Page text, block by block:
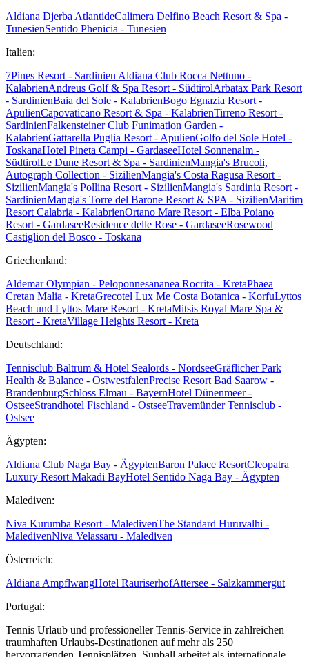
Aldiana Djerba AtlantideCalimera Delfino Beach Resort & Spa -
TunesienSentido Phenicia - Tunesien
Italien:
7Pines Resort - Sardinien Aldiana Club Rocca Nettuno -
KalabrienAndreus Golf & Spa Resort - SüdtirolArbatax Park Resort
- SardinienBaia del Sole - KalabrienBogo Egnazia Resort -
ApulienCapovaticano Resort & Spa - KalabrienTirreno Resort -
SardinienFalkensteiner Club Funimation Garden -
KalabrienGattarella Puglia Resort - ApulienGolfo del Sole Hotel -
ToskanaHotel Pineta Campi - GardaseeHotel Sonnenalm -
SüdtirolLe Dune Resort & Spa - SardinienMangia's Brucoli,
Autograph Collection - SizilienMangia's Costa Ragusa Resort -
SizilienMangia's Pollina Resort - SizilienMangia's Sardinia Resort -
SardinienMangia's Torre del Barone Resort & SPA - SizilienMaritim
Resort Calabria - KalabrienOrtano Mare Resort - Elba Poiano
Resort - GardaseeResidence delle Rose - GardaseeRosewood
Castiglion del Bosco - Toskana
Griechenland:
Aldemar Olympian - Peloponnesananea Rocrita - KretaPhaea
Cretan Malia - KretaGrecotel Lux Me Costa Botanica - KorfuLyttos
Beach und Lyttos Mare Resort - KretaMitsis Royal Mare Spa &
Resort - KretaVillage Heights Resort - Kreta
Deutschland:
Tennisclub Baltrum & Hotel Sealords - NordseeGräflicher Park
Health & Balance - OstwestfalenPrecise Resort Bad Saarow -
BrandenburgSchloss Elmau - BayernHotel Dünenmeer -
OstseeStrandhotel Fischland - OstseeTravemünder Tennisclub -
Ostsee
Ägypten:
Aldiana Club Naga Bay - ÄgyptenBaron Palace ResortCleopatra
Luxury Resort Makadi BayHotel Sentido Naga Bay - Ägypten
Malediven:
Niva Kurumba Resort - MaledivenThe Standard Huruvalhi -
MaledivenNiva Velassaru - Malediven
Österreich:
Aldiana AmpflwangHotel RauriserhofAttersee - Salzkammergut
Portugal:
Tennis Urlaub und professioneller Tennis-Service in zahlreichen
traumhaften Urlaubs-Destinationen auf mehr als 250